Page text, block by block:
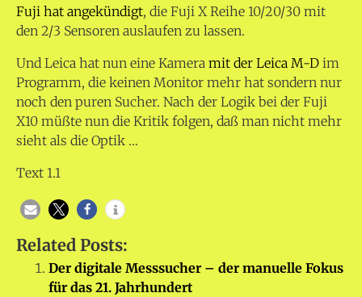
Fuji hat angekündigt, die Fuji X Reihe 10/20/30 mit
den 2/3 Sensoren auslaufen zu lassen.
Und Leica hat nun eine Kamera mit der Leica M-D im
Programm, die keinen Monitor mehr hat sondern nur
noch den puren Sucher. Nach der Logik bei der Fuji
X10 müßte nun die Kritik folgen, daß man nicht mehr
sieht als die Optik …
Text 1.1
Related Posts:
Der digitale Messsucher – der manuelle Fokus
für das 21. Jahrhundert